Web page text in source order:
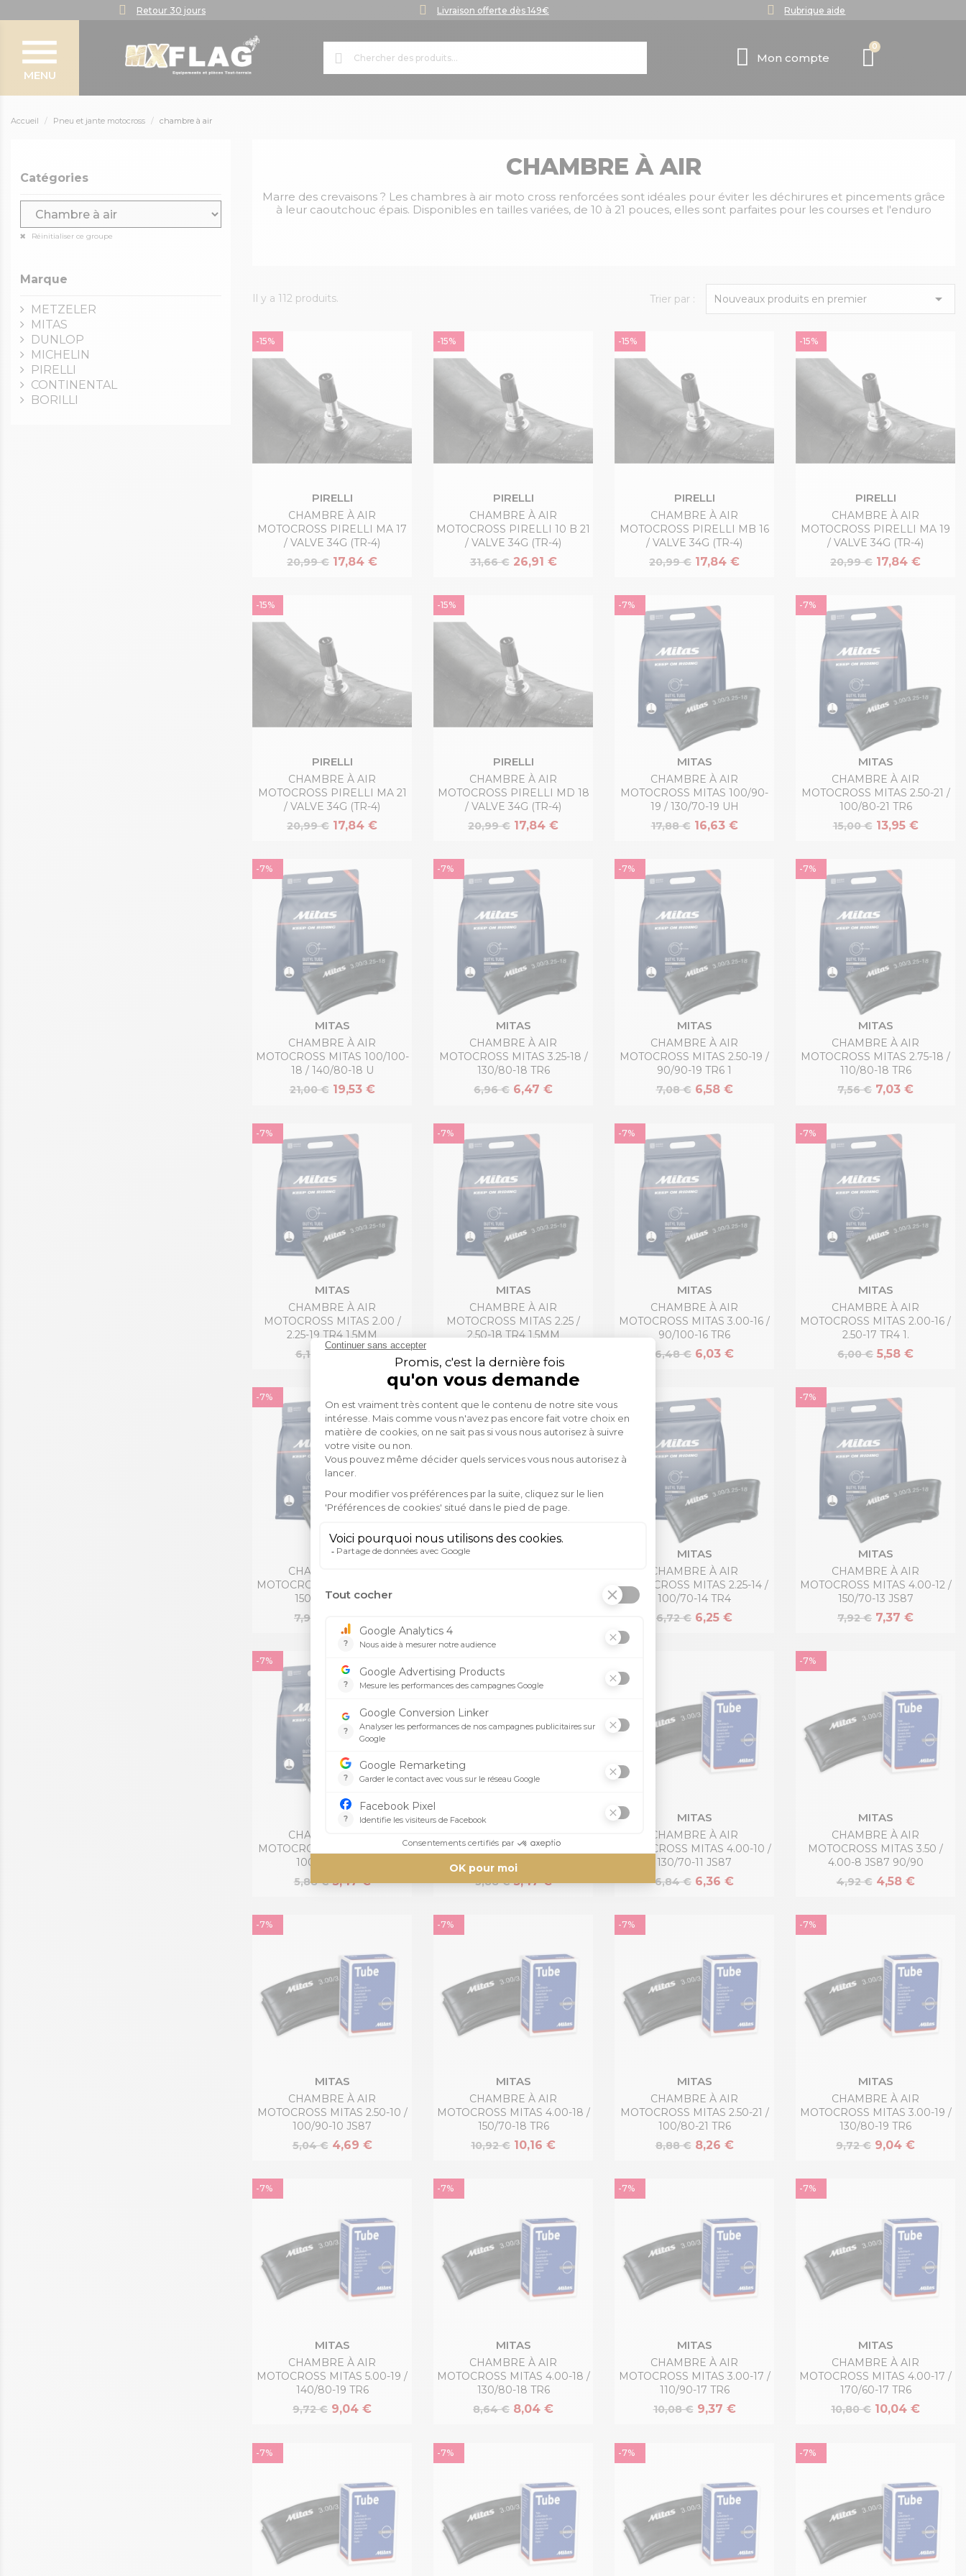
Retour 30 jours Livraison offerte dès 149€ Rubrique aide
MENU
Mon compte
Accueil Pneu et jante motocross chambre à air
Catégories
Réinitialiser ce groupe
Marque
METZELER
MITAS
DUNLOP
MICHELIN
PIRELLI
CONTINENTAL
BORILLI
CHAMBRE À AIR
Marre des crevaisons ? Les chambres à air moto cross renforcées sont idéales pour éviter les déchirures et pincements grâce
à leur caoutchouc épais. Disponibles en tailles variées, de 10 à 21 pouces, elles sont parfaites pour les courses et l'enduro
Il y a 112 produits. Trier par : Nouveaux produits en premier 
PIRELLI
CHAMBRE À AIR
MOTOCROSS PIRELLI MA 17
/ VALVE 34G (TR-4)
20,99 € 17,84 €
-15%
PIRELLI
CHAMBRE À AIR
MOTOCROSS PIRELLI 10 B 21
/ VALVE 34G (TR-4)
31,66 € 26,91 €
-15%
PIRELLI
CHAMBRE À AIR
MOTOCROSS PIRELLI MB 16
/ VALVE 34G (TR-4)
20,99 € 17,84 €
-15%
PIRELLI
CHAMBRE À AIR
MOTOCROSS PIRELLI MA 19
/ VALVE 34G (TR-4)
20,99 € 17,84 €
-15%
PIRELLI
CHAMBRE À AIR
MOTOCROSS PIRELLI MA 21
/ VALVE 34G (TR-4)
20,99 € 17,84 €
-15%
PIRELLI
CHAMBRE À AIR
MOTOCROSS PIRELLI MD 18
/ VALVE 34G (TR-4)
20,99 € 17,84 €
-15%
MITAS
CHAMBRE À AIR
MOTOCROSS MITAS 100/90-
19 / 130/70-19 UH
17,88 € 16,63 €
-7%
MITAS
CHAMBRE À AIR
MOTOCROSS MITAS 2.50-21 /
100/80-21 TR6
15,00 € 13,95 €
-7%
MITAS
CHAMBRE À AIR
MOTOCROSS MITAS 100/100-
18 / 140/80-18 U
21,00 € 19,53 €
-7%
MITAS
CHAMBRE À AIR
MOTOCROSS MITAS 3.25-18 /
130/80-18 TR6
6,96 € 6,47 €
-7%
MITAS
CHAMBRE À AIR
MOTOCROSS MITAS 2.50-19 /
90/90-19 TR6 1
7,08 € 6,58 €
-7%
MITAS
CHAMBRE À AIR
MOTOCROSS MITAS 2.75-18 /
110/80-18 TR6
7,56 € 7,03 €
-7%
MITAS
CHAMBRE À AIR
MOTOCROSS MITAS 2.00 /
2.25-19 TR4 1.5MM
6,12 € 5,69 €
-7%
MITAS
CHAMBRE À AIR
MOTOCROSS MITAS 2.25 /
2.50-18 TR4 1.5MM
-7%
MITAS
CHAMBRE À AIR
MOTOCROSS MITAS 3.00-16 /
90/100-16 TR6
6,48 € 6,03 €
-7%
MITAS
CHAMBRE À AIR
MOTOCROSS MITAS 2.00-16 /
2.50-17 TR4 1.
6,00 € 5,58 €
-7%
MITAS
CHAMBRE À AIR
MOTOCROSS MITAS 4.00-12 /
150/70-13 JS87
7,92 €
-7%
MITAS
CHAMBRE À AIR
MOTOCROSS MITAS 2.25-14 /
100/70-14 TR4
6,72 € 6,25 €
MITAS
CHAMBRE À AIR
MOTOCROSS MITAS 4.00-12 /
150/70-13 JS87
7,92 € 7,37 €
-7%
MITAS
CHAMBRE À AIR
MOTOCROSS MITAS 2.50-12 /
100/90-12 TR4
5,88 € 5,47 €
-7%
MOTOCROSS MITAS 2.50-12 /
100/90-12 JS87
5,88 € 5,47 €
MITAS
CHAMBRE À AIR
MOTOCROSS MITAS 4.00-10 /
130/70-11 JS87
6,84 € 6,36 €
MITAS
CHAMBRE À AIR
MOTOCROSS MITAS 3.50 /
4.00-8 JS87 90/90
4,92 € 4,58 €
-7%
MITAS
CHAMBRE À AIR
MOTOCROSS MITAS 2.50-10 /
100/90-10 JS87
5,04 € 4,69 €
-7%
MITAS
CHAMBRE À AIR
MOTOCROSS MITAS 4.00-18 /
150/70-18 TR6
10,92 € 10,16 €
-7%
MITAS
CHAMBRE À AIR
MOTOCROSS MITAS 2.50-21 /
100/80-21 TR6
8,88 € 8,26 €
-7%
MITAS
CHAMBRE À AIR
MOTOCROSS MITAS 3.00-19 /
130/80-19 TR6
9,72 € 9,04 €
-7%
MITAS
CHAMBRE À AIR
MOTOCROSS MITAS 5.00-19 /
140/80-19 TR6
9,72 € 9,04 €
-7%
MITAS
CHAMBRE À AIR
MOTOCROSS MITAS 4.00-18 /
130/80-18 TR6
8,64 € 8,04 €
-7%
MITAS
CHAMBRE À AIR
MOTOCROSS MITAS 3.00-17 /
110/90-17 TR6
10,08 € 9,37 €
-7%
MITAS
CHAMBRE À AIR
MOTOCROSS MITAS 4.00-17 /
170/60-17 TR6
10,80 € 10,04 €
-7%
-7% -7% -7% -7%